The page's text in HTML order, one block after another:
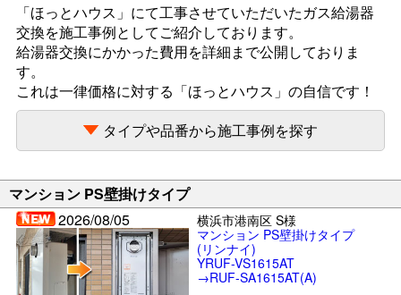
「ほっとハウス」にて工事させていただいたガス給湯器
交換を施工事例としてご紹介しております。
給湯器交換にかかった費用を詳細まで公開しておりま
す。
これは一律価格に対する「ほっとハウス」の自信です！
タイプや品番から施工事例を探す
マンション PS壁掛けタイプ
2026/08/05
横浜市港南区 S様
マンション PS壁掛けタイプ
(リンナイ)
YRUF-VS1615AT
→RUF-SA1615AT(A)